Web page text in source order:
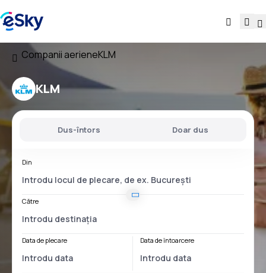
Companii aerieneKLM
KLM
Dus-întors Doar dus
Din
Către
Data de plecare Data de întoarcere